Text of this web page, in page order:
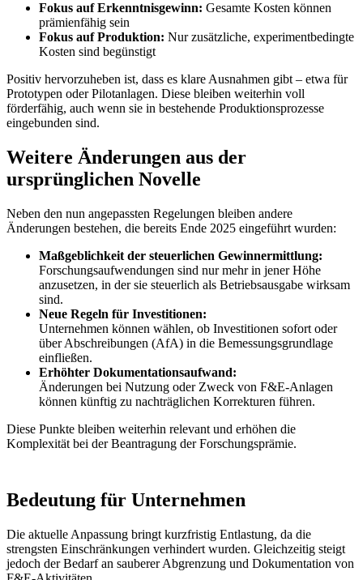
Fokus auf Erkenntnisgewinn: Gesamte Kosten können
prämienfähig sein
Fokus auf Produktion: Nur zusätzliche, experimentbedingte
Kosten sind begünstigt
Positiv hervorzuheben ist, dass es klare Ausnahmen gibt – etwa für
Prototypen oder Pilotanlagen. Diese bleiben weiterhin voll
förderfähig, auch wenn sie in bestehende Produktionsprozesse
eingebunden sind.
Weitere Änderungen aus der
ursprünglichen Novelle
Neben den nun angepassten Regelungen bleiben andere
Änderungen bestehen, die bereits Ende 2025 eingeführt wurden:
Maßgeblichkeit der steuerlichen Gewinnermittlung:
Forschungsaufwendungen sind nur mehr in jener Höhe
anzusetzen, in der sie steuerlich als Betriebsausgabe wirksam
sind.
Neue Regeln für Investitionen:
Unternehmen können wählen, ob Investitionen sofort oder
über Abschreibungen (AfA) in die Bemessungsgrundlage
einfließen.
Erhöhter Dokumentationsaufwand:
Änderungen bei Nutzung oder Zweck von F&E-Anlagen
können künftig zu nachträglichen Korrekturen führen.
Diese Punkte bleiben weiterhin relevant und erhöhen die
Komplexität bei der Beantragung der Forschungsprämie.
Bedeutung für Unternehmen
Die aktuelle Anpassung bringt kurzfristig Entlastung, da die
strengsten Einschränkungen verhindert wurden. Gleichzeitig steigt
jedoch der Bedarf an sauberer Abgrenzung und Dokumentation von